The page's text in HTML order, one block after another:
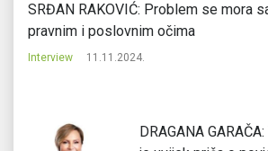
SRĐAN RAKOVIĆ: Problem se mora
pravnim i poslovnim očima
Interview 11.11.2024.
DRAGANA